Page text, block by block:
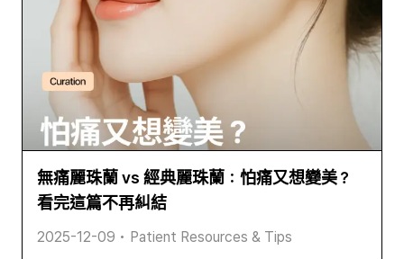
無痛麗珠蘭 vs 經典麗珠蘭：怕痛又想變美？
看完這篇不再糾結
2025-12-09 • Patient Resources & Tips